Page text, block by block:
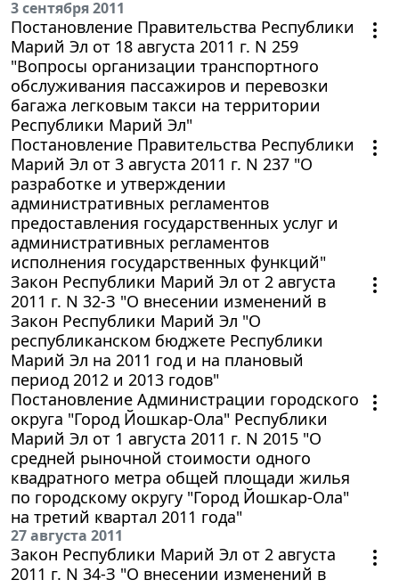
3 сентября 2011
Постановление Правительства Республики
Марий Эл от 18 августа 2011 г. N 259
"Вопросы организации транспортного
обслуживания пассажиров и перевозки
багажа легковым такси на территории
Республики Марий Эл"
Постановление Правительства Республики
Марий Эл от 3 августа 2011 г. N 237 "О
разработке и утверждении
административных регламентов
предоставления государственных услуг и
административных регламентов
исполнения государственных функций"
Закон Республики Марий Эл от 2 августа
2011 г. N 32-З "О внесении изменений в
Закон Республики Марий Эл "О
республиканском бюджете Республики
Марий Эл на 2011 год и на плановый
период 2012 и 2013 годов"
Постановление Администрации городского
округа "Город Йошкар-Ола" Республики
Марий Эл от 1 августа 2011 г. N 2015 "О
средней рыночной стоимости одного
квадратного метра общей площади жилья
по городскому округу "Город Йошкар-Ола"
на третий квартал 2011 года"
27 августа 2011
Закон Республики Марий Эл от 2 августа
2011 г. N 34-З "О внесении изменений в